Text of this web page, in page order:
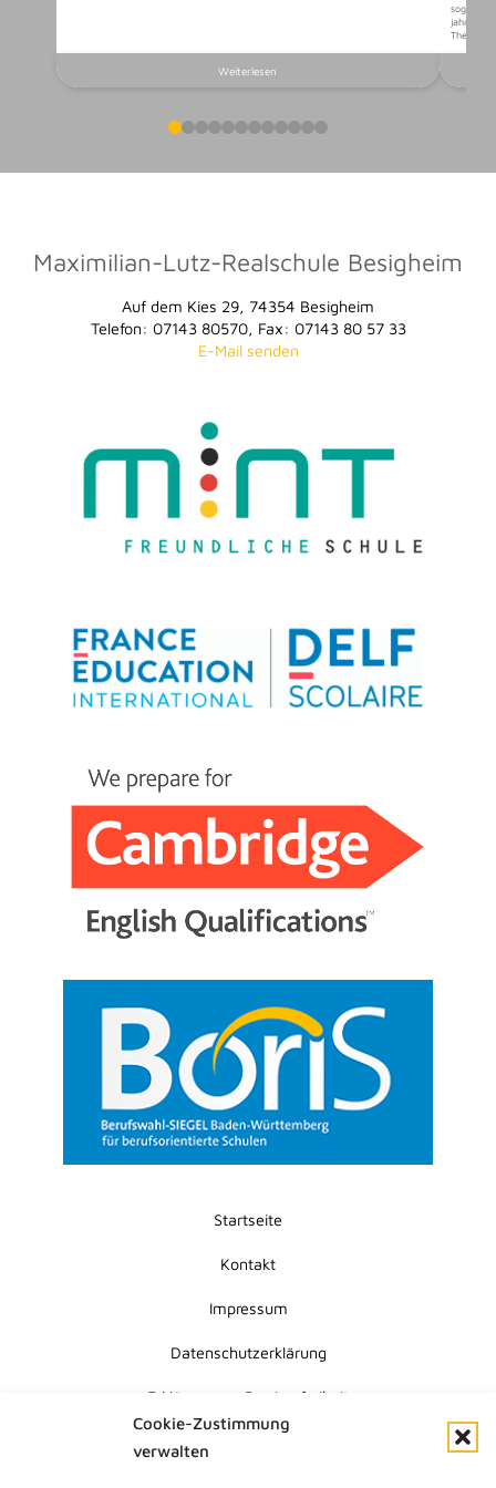
Cookie-Zustimmung
verwalten
Weiterlesen
Themen
0 1 2 3 4 5 6 7 8 9 1011
Maximilian-Lutz-Realschule Besigheim
Auf dem Kies 29, 74354 Besigheim
Telefon: 07143 80570, Fax: 07143 80 57 33
E-Mail senden
Startseite
Kontakt
Impressum
Datenschutzerklärung
Erklärung zur Barrierefreiheit
Cookie-Richtlinie (EU)